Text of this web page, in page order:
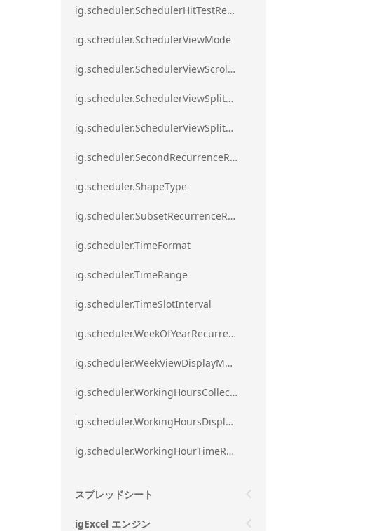
ig.scheduler.SchedulerHitTestResult
ig.scheduler.SchedulerViewMode
ig.scheduler.SchedulerViewScrollDirection
ig.scheduler.SchedulerViewSplitOrientation
ig.scheduler.SchedulerViewSplitOrientationMode
ig.scheduler.SecondRecurrenceRule
ig.scheduler.ShapeType
ig.scheduler.SubsetRecurrenceRule
ig.scheduler.TimeFormat
ig.scheduler.TimeRange
ig.scheduler.TimeSlotInterval
ig.scheduler.WeekOfYearRecurrenceRule
ig.scheduler.WeekViewDisplayMode
ig.scheduler.WorkingHoursCollection
ig.scheduler.WorkingHoursDisplayMode
ig.scheduler.WorkingHourTimeRange
スプレッドシート
igExcel エンジン